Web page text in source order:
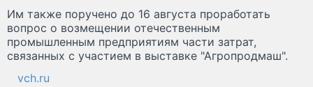
Им также поручено до 16 августа проработать
вопрос о возмещении отечественным
промышленным предприятиям части затрат,
связанных с участием в выставке "Агропродмаш".
vch.ru